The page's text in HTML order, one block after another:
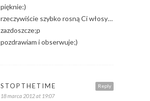
pięknie:)
rzeczywiście szybko rosną Ci włosy…
zazdoszcze;p
pozdrawiam i obserwuje;)
Reply
STOPTHETIME
18 marca 2012 at 19:07